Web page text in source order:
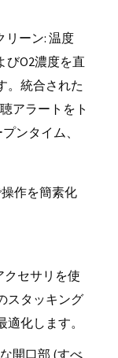
リーン: 温度
びO2濃度を直
。統合された
アラートをト
ンタイム、
作を簡素化
クセサリを使
スタッキング
化します。
開口部 (すべ